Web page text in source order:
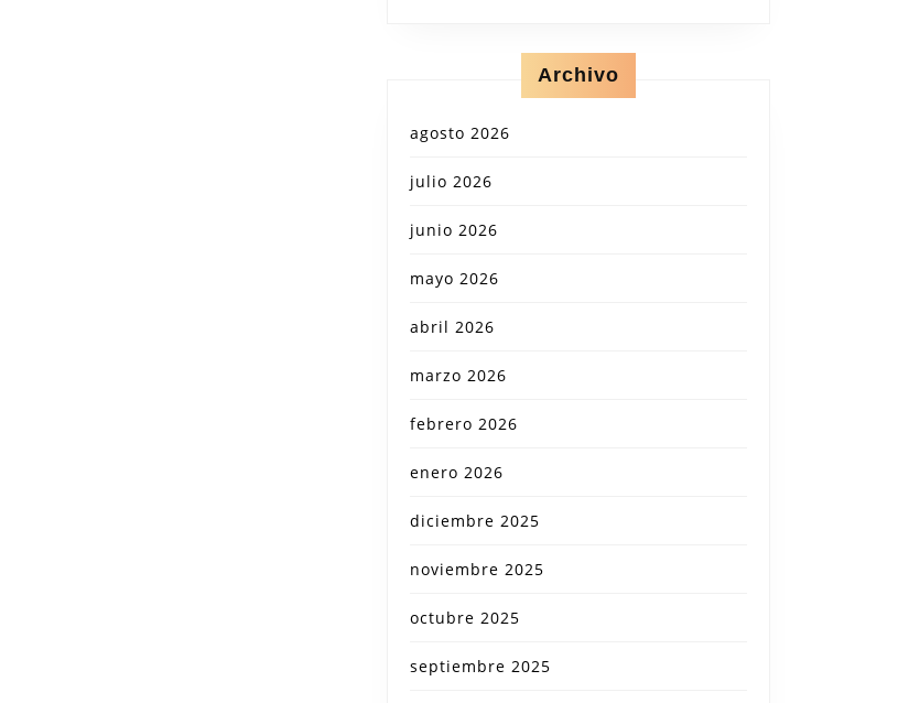
Archivo
agosto 2026
julio 2026
junio 2026
mayo 2026
abril 2026
marzo 2026
febrero 2026
enero 2026
diciembre 2025
noviembre 2025
octubre 2025
septiembre 2025